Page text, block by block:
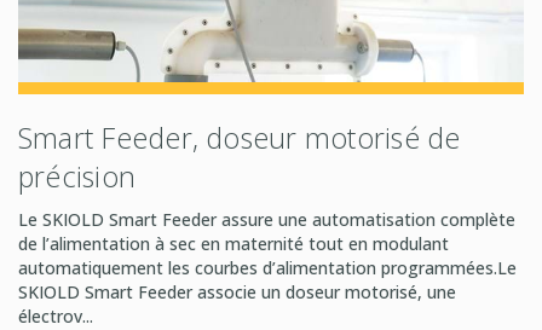
Smart Feeder, doseur motorisé de
précision
Le SKIOLD Smart Feeder assure une automatisation complète
de l’alimentation à sec en maternité tout en modulant
automatiquement les courbes d’alimentation programmées.Le
SKIOLD Smart Feeder associe un doseur motorisé, une
électrov...